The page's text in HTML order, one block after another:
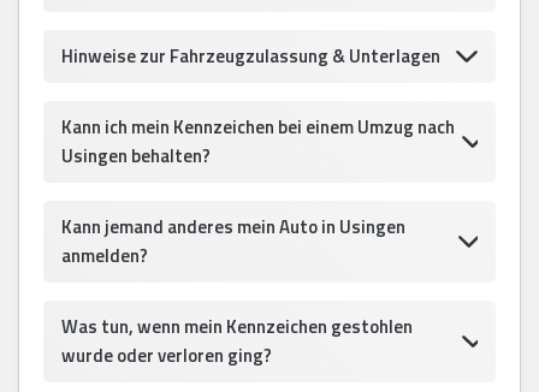
Hinweise zur Fahrzeugzulassung & Unterlagen
Kann ich mein Kennzeichen bei einem Umzug nach
Usingen behalten?
Kann jemand anderes mein Auto in Usingen
anmelden?
Was tun, wenn mein Kennzeichen gestohlen
wurde oder verloren ging?